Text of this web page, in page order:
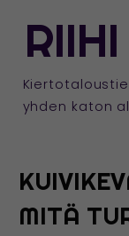
Siirry
sisältöön
RIIHI
yhden katon
MITÄ